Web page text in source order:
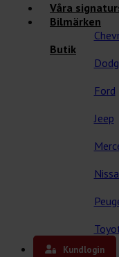
Våra
Bilmärken
Ford
Jeep
Butik
Våra kåpor
Kundlogin